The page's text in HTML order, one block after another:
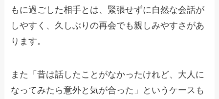
もに過ごした相手とは、緊張せずに自然な会話が
しやすく、久しぶりの再会でも親しみやすさがあ
ります。
また「昔は話したことがなかったけれど、大人に
なってみたら意外と気が合った」というケースも